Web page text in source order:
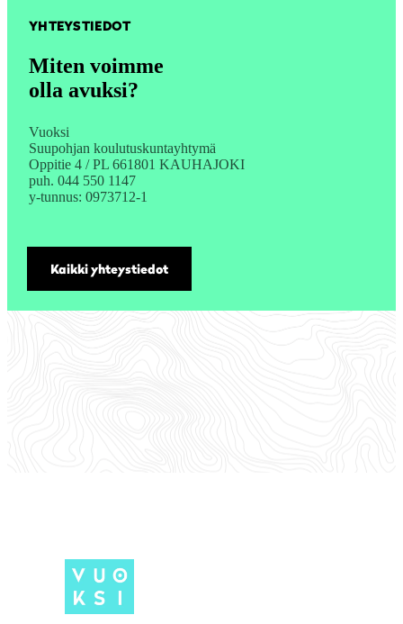
YHTEYSTIEDOT
Miten voimme
olla avuksi?
Vuoksi
Suupohjan koulutuskuntayhtymä
Oppitie 4 / PL 661801 KAUHAJOKI
puh. 044 550 1147
y-tunnus: 0973712-1
Kaikki yhteystiedot